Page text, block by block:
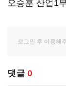
오승훈 산업1
댓글 0